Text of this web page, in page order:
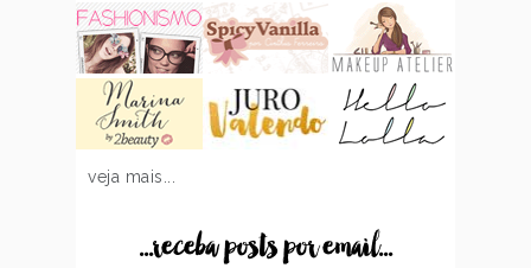
veja mais...
...receba posts por email...